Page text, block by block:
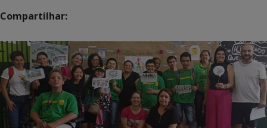
Compartilhar: